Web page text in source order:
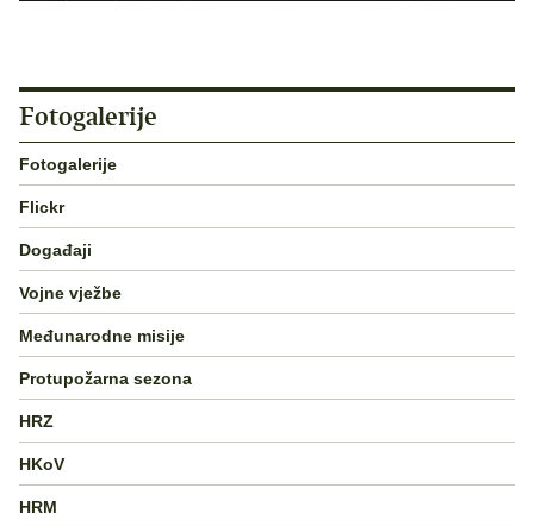
Fotogalerije
Fotogalerije
Flickr
Događaji
Vojne vježbe
Međunarodne misije
Protupožarna sezona
HRZ
HKoV
HRM